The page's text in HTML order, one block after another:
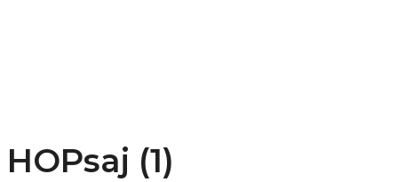
HOPsaj (1)